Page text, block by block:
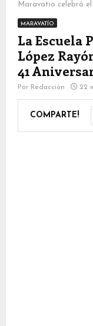
Maravatio celebró el
MARAVATÍO
La Escuela
López
41
Por Redacción 22
COMPARTE!